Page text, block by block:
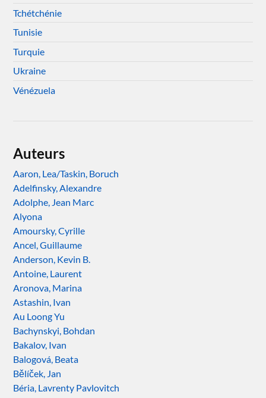
Tchétchénie
Tunisie
Turquie
Ukraine
Vénézuela
Auteurs
Aaron, Lea/Taskin, Boruch
Adelfinsky, Alexandre
Adolphe, Jean Marc
Alyona
Amoursky, Cyrille
Ancel, Guillaume
Anderson, Kevin B.
Antoine, Laurent
Aronova, Marina
Astashin, Ivan
Au Loong Yu
Bachynskyi, Bohdan
Bakalov, Ivan
Balogová, Beata
Bělíček, Jan
Béria, Lavrenty Pavlovitch